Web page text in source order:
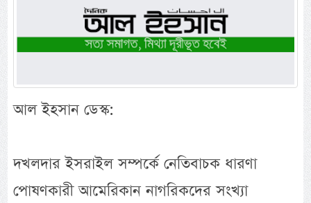
আল ইহসান ডেস্ক:
দখলদার ইসরাইল সম্পর্কে নেতিবাচক ধারণা
পোষণকারী আমেরিকান নাগরিকদের সংখ্যা